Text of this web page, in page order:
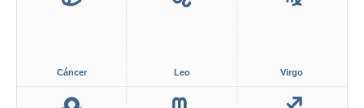
Cáncer Leo Virgo